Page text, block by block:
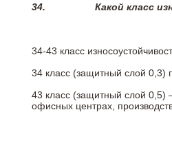
34. Какой класс
34-43 класс
34 класс (защитный слой 0,3)
43 класс (защитный слой 0,5)
офисных центрах,